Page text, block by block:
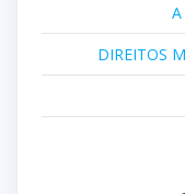
DIREITOS